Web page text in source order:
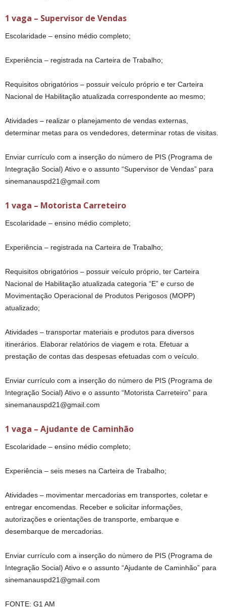
1 vaga – Supervisor de Vendas
Escolaridade – ensino médio completo;
Experiência – registrada na Carteira de Trabalho;
Requisitos obrigatórios – possuir veículo próprio e ter Carteira
Nacional de Habilitação atualizada correspondente ao mesmo;
Atividades – realizar o planejamento de vendas externas,
determinar metas para os vendedores, determinar rotas de visitas.
Enviar currículo com a inserção do número de PIS (Programa de
Integração Social) Ativo e o assunto “Supervisor de Vendas” para
sinemanauspd21@gmail.com
1 vaga – Motorista Carreteiro
Escolaridade – ensino médio completo;
Experiência – registrada na Carteira de Trabalho;
Requisitos obrigatórios – possuir veículo próprio, ter Carteira
Nacional de Habilitação atualizada categoria “E” e curso de
Movimentação Operacional de Produtos Perigosos (MOPP)
atualizado;
Atividades – transportar materiais e produtos para diversos
itinerários. Elaborar relatórios de viagem e rota. Efetuar a
prestação de contas das despesas efetuadas com o veículo.
Enviar currículo com a inserção do número de PIS (Programa de
Integração Social) Ativo e o assunto “Motorista Carreteiro” para
sinemanauspd21@gmail.com
1 vaga – Ajudante de Caminhão
Escolaridade – ensino médio completo;
Experiência – seis meses na Carteira de Trabalho;
Atividades – movimentar mercadorias em transportes, coletar e
entregar encomendas. Receber e solicitar informações,
autorizações e orientações de transporte, embarque e
desembarque de mercadorias.
Enviar currículo com a inserção do número de PIS (Programa de
Integração Social) Ativo e o assunto “Ajudante de Caminhão” para
sinemanauspd21@gmail.com
FONTE: G1 AM